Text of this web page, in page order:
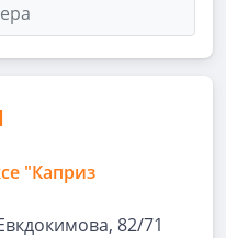
"Каприз
82/71